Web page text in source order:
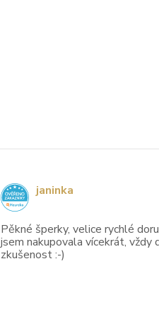
Pěkné šperky, velice rychlé
jsem nakupovala vícekrát, vždy
zkušenost :-)
janinka